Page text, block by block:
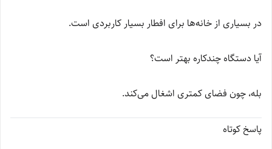
در بسیاری از خانه‌ها برای افطار بسیار کاربردی است.
آیا دستگاه چندکاره بهتر است؟
بله، چون فضای کمتری اشغال می‌کند.
پاسخ کوتاه